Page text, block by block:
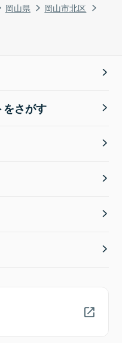
岡山県
岡山市北区
をさがす